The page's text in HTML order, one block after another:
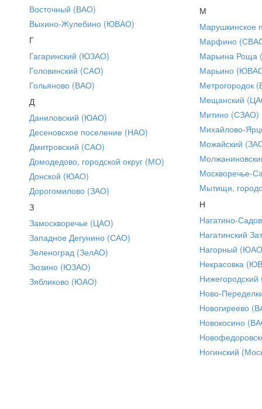
Восточный (ВАО)
Выхино-Жулебино (ЮВАО)
Г
Гагаринский (ЮЗАО)
Головинский (САО)
Гольяново (ВАО)
Д
Даниловский (ЮАО)
Десеновское поселение (НАО)
Дмитровский (САО)
Домодедово, городской округ (МО)
Донской (ЮАО)
Дорогомилово (ЗАО)
З
Замоскворечье (ЦАО)
Западное Дегунино (САО)
Зеленоград (ЗелАО)
Зюзино (ЮЗАО)
Зябликово (ЮАО)
М
Марушкинское
Марфино
Марьина Роща
Марьино
Метрогородок
Мещанский
Митино (СЗАО)
Михайлово-
Можайский
Москворечье-
Мытищи,
Н
Нагатино-
Нагатинский
Нагорный
Некрасовка
Ново-
Новогиреево
Новокосино
Ногинский